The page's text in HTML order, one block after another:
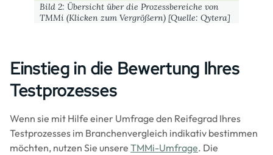
Bild 2: Übersicht über die Prozessbereiche von
TMMi (Klicken zum Vergrößern) [Quelle: Qytera]
Einstieg in die Bewertung Ihres
Testprozesses
Wenn sie mit Hilfe einer Umfrage den Reifegrad Ihres
Testprozesses im Branchenvergleich indikativ bestimmen
möchten, nutzen Sie unsere TMMi-Umfrage. Die